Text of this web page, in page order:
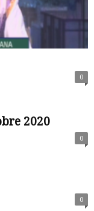
0
2020
0
0